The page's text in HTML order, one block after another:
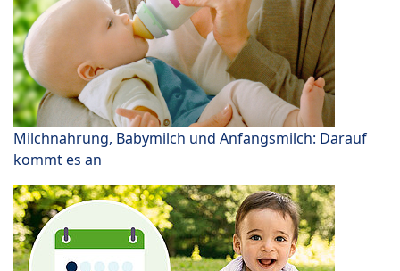
Milchnahrung, Babymilch und Anfangsmilch: Darauf
kommt es an